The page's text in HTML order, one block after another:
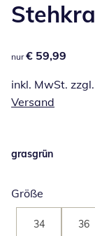
€ 59,99
nur € 59,99
inkl. MwSt. zzgl.
Versand
grasgrün
Größe
34 36